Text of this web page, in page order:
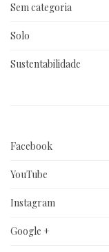
Sem categoria
Solo
Sustentabilidade
Facebook
YouTube
Instagram
Google +